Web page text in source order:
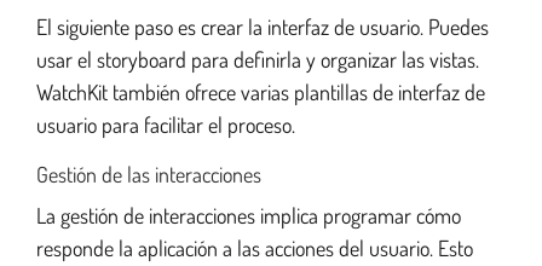
El siguiente paso es crear la interfaz de usuario. Puedes
usar el storyboard para definirla y organizar las vistas.
WatchKit también ofrece varias plantillas de interfaz de
usuario para facilitar el proceso.
Gestión de las interacciones
La gestión de interacciones implica programar cómo
responde la aplicación a las acciones del usuario. Esto